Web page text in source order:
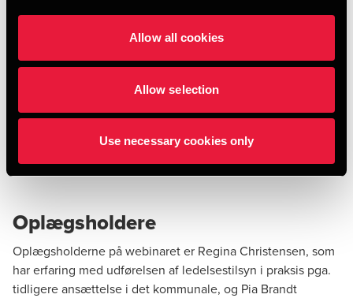
Allow all cookies
Allow selection
Use necessary cookies only
Tid og sted
Webinaret afholdes tirsdag den 10. marts 2026 kl. 14.00 –
Webinaret vil blive optaget og udsendes efterfølgende. Det
ovenstående tidspunkt, kan du ved tilmelding sikre dig
adgang til optagelsen – og mulighed for at gense
webinaret efterfølgende.
Oplægsholdere
Oplægsholderne på webinaret er Regina Christensen, som
har erfaring med udførelsen af ledelsestilsyn i praksis pga.
tidligere ansættelse i det kommunale, og Pia Brandt